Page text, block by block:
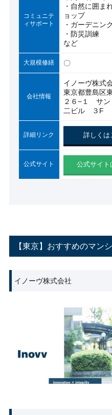
コミュニテ
ィサポート
・自然に囲ま
ョップ
・ガーデニン
・防災訓練
など
大規模修繕 〇
会社情報
イノーヴ株式
東京都豊島区
２６−１ サン
二ビル ３F
詳細リンク 詳しくは
公式サイト 公式サイト
【東京】おすすめのマン
イノーヴ株式会社